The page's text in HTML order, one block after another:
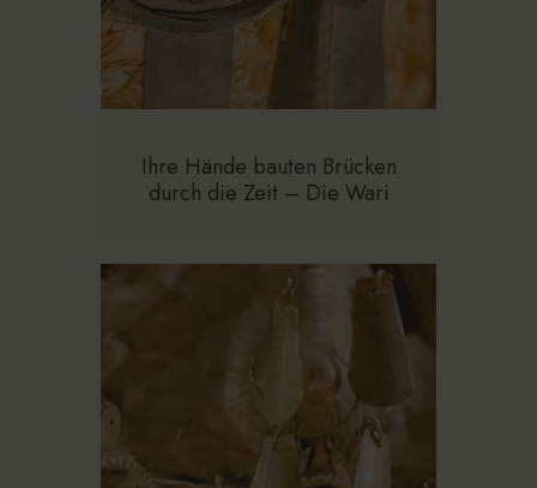
Ihre Hände bauten Brücken
durch die Zeit – Die Wari